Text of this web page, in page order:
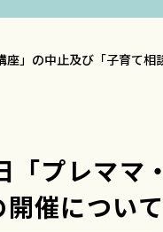
座」の中止及び「子育て相
「プレママ
催について